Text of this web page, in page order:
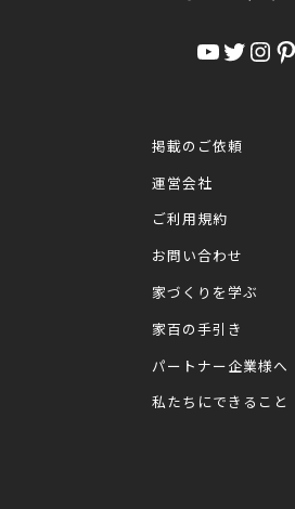
YouTube Twitter InstagramPinterest
掲載のご依頼
運営会社
ご利用規約
お問い合わせ
家づくりを学ぶ
家百の手引き
パートナー企業様へ
私たちにできること